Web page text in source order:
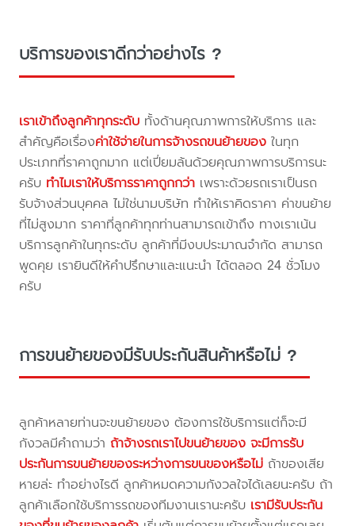
บริการของเราดีกว่าอย่างไร ?
เราเข้าถึงลูกค้าทุกระดับ ทั้งด้านคุณภาพการให้บริการ และ
สำคัญคือเรื่องค่าใช้จ่ายในการจ้างรถขนย้ายของ ในทุก
ประเภทที่ราคาถูกมาก แต่เปี่ยมล้นด้วยคุณภาพการบริการนะ
ครับ ทำไมเราให้บริการราคาถูกกว่า เพราะด้วยรถเราเป็นรถ
รับจ้างส่วนบุคคล ไม่ใช่นามบริษัท ทำให้เราคิดราคา ค่าขนย้าย
ที่ไม่สูงมาก ราคาที่ลูกค้าทุกท่านสามารถเข้าถึง ทางเราเน้น
บริการลูกค้าในทุกระดับ ลูกค้าที่มีงบประมาณจำกัด สามารถ
พูดคุย เรายินดีให้คำปรึกษาและแนะนำ ได้ตลอด 24 ชั่วโมง
ครับ
การขนย้ายของมีรับประกันสินค้าหรือไม่ ?
ลูกค้าหลายท่านจะขนย้ายของ ต้องการใช้บริการแต่ก็จะมี
กังวลมีคำถามว่า ถ้าจ้างรถเราไปขนย้ายของ จะมีการรับ
ประกันการขนย้ายของระหว่างการขนของหรือไม่ ถ้าของเสีย
หายล่ะ ทำอย่างไรดี ลูกค้าหมดความกังวลใจได้เลยนะครับ ถ้า
ลูกค้าเลือกใช้บริการรถของทีมงานเรานะครับ เรามีรับประกัน